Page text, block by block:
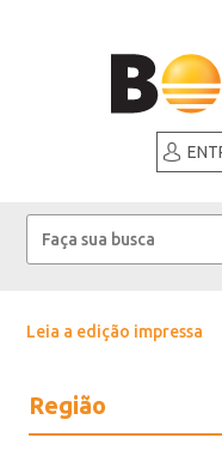
Leia a edição impressa
Região